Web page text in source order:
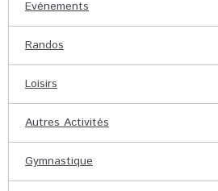
Evénements
Randos
Loisirs
Autres Activités
Gymnastique